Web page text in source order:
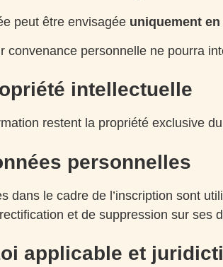
peut être envisagée uniquement
convenance personnelle ne pourra
intellectuelle
restent la propriété exclusive
personnelles
dans le cadre de l’inscription sont
et de suppression sur ses
applicable et